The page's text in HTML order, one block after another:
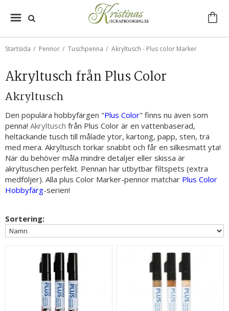
Startsida / Pennor / Tuschpenna / Akryltusch - Plus color Marker
Akryltusch från Plus Color
Akryltusch
Den populära hobbyfärgen "Plus Color" finns nu även som
penna! Akryltusch från Plus Color är en vattenbaserad,
heltäckande tusch till målade ytor, kartong, papp, sten, trä
med mera. Akryltusch torkar snabbt och får en silkesmatt yta!
När du behöver måla mindre detaljer eller skissa är
akryltuschen perfekt. Pennan har utbytbar filtspets (extra
medföljer). Alla plus Color Marker-pennor matchar Plus Color
Hobbyfärg-serien!
Sortering: